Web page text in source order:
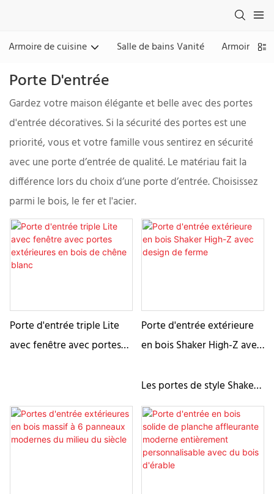
Armoire de cuisine Salle de bains Vanité Armoire &
Porte D'entrée
Gardez votre maison élégante et belle avec des portes
d'entrée décoratives. Si la sécurité des portes est une
priorité, vous et votre famille vous sentirez en sécurité
avec une porte d’entrée de qualité. Le matériau fait la
différence lors du choix d’une porte d’entrée. Choisissez
parmi le bois, le fer et l'acier.
Porte d'entrée triple Lite
avec fenêtre avec portes
Porte d'entrée extérieure
en bois Shaker High-Z avec
Les portes de style Shaker
comportent des panneaux
encastrés entourés de
planches de bois qui se
rejoignent à des angles de